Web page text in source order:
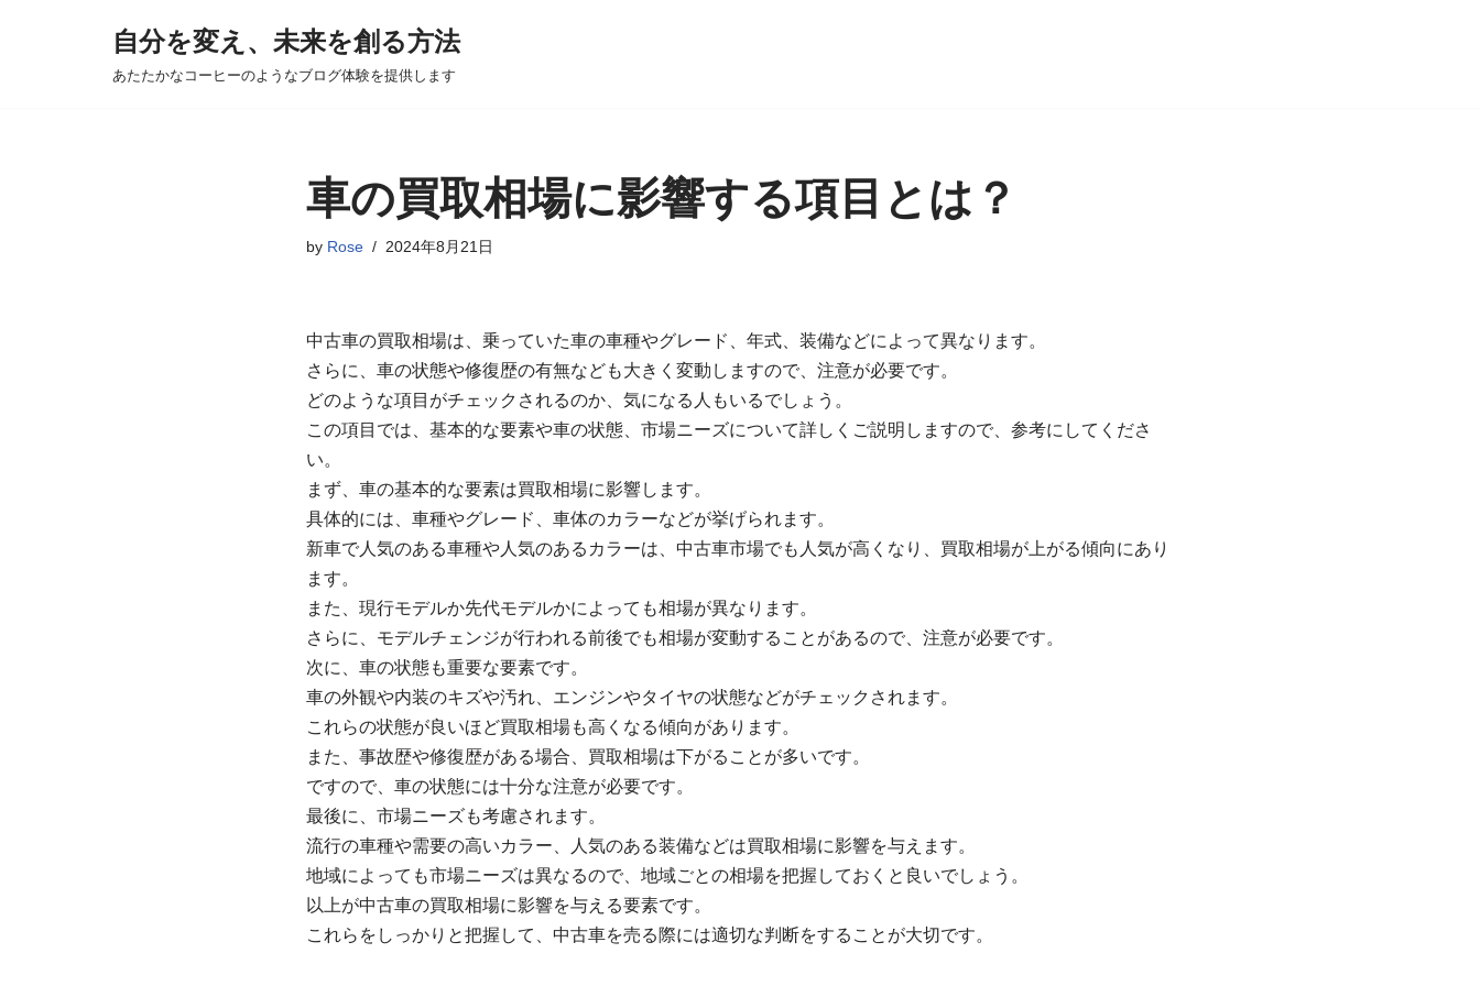
自分を変え、未来を創る方法
あたたかなコーヒーのようなブログ体験を提供します
車の買取相場に影響する項目とは？
by Rose 2024年8月21日
中古車の買取相場は、乗っていた車の車種やグレード、年式、装備などによって異なります。
さらに、車の状態や修復歴の有無なども大きく変動しますので、注意が必要です。
どのような項目がチェックされるのか、気になる人もいるでしょう。
この項目では、基本的な要素や車の状態、市場ニーズについて詳しくご説明しますので、参考にしてくださ
い。
まず、車の基本的な要素は買取相場に影響します。
具体的には、車種やグレード、車体のカラーなどが挙げられます。
新車で人気のある車種や人気のあるカラーは、中古車市場でも人気が高くなり、買取相場が上がる傾向にあり
ます。
また、現行モデルか先代モデルかによっても相場が異なります。
さらに、モデルチェンジが行われる前後でも相場が変動することがあるので、注意が必要です。
次に、車の状態も重要な要素です。
車の外観や内装のキズや汚れ、エンジンやタイヤの状態などがチェックされます。
これらの状態が良いほど買取相場も高くなる傾向があります。
また、事故歴や修復歴がある場合、買取相場は下がることが多いです。
ですので、車の状態には十分な注意が必要です。
最後に、市場ニーズも考慮されます。
流行の車種や需要の高いカラー、人気のある装備などは買取相場に影響を与えます。
地域によっても市場ニーズは異なるので、地域ごとの相場を把握しておくと良いでしょう。
以上が中古車の買取相場に影響を与える要素です。
これらをしっかりと把握して、中古車を売る際には適切な判断をすることが大切です。